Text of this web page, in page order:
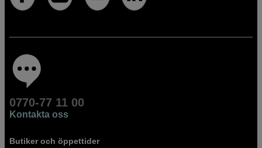
0770-77 11 00
Kontakta oss
Butiker och öppettider